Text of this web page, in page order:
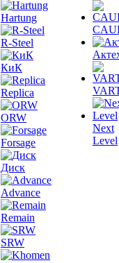
Hartung
R-Steel
КиК
Replica
ORW
Forsage
Диск
Advance
Remain
SRW
Next
Level